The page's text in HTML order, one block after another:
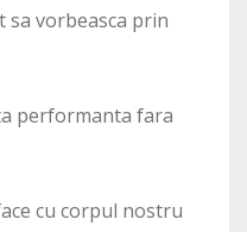
sa vorbeasca prin
performanta fara
cu corpul nostru